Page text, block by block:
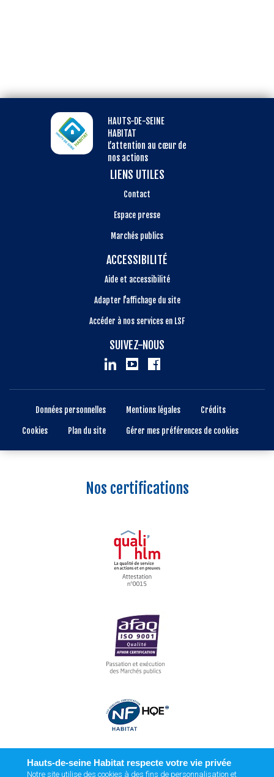
HAUTS-DE-SEINE
HABITAT
L’attention au cœur de
nos actions
LIENS UTILES
Contact
Espace presse
Marchés publics
ACCESSIBILITÉ
Aide et accessibilité
Adapter l'affichage du site
Accéder à nos services en LSF
SUIVEZ-NOUS
Données personnelles Mentions légales Crédits
Cookies Plan du site Gérer mes préférences de cookies
Nos certifications
Hauts-de-seine Habitat respecte votre vie privée
Notre site utilise des cookies à des fins de personnalisation et